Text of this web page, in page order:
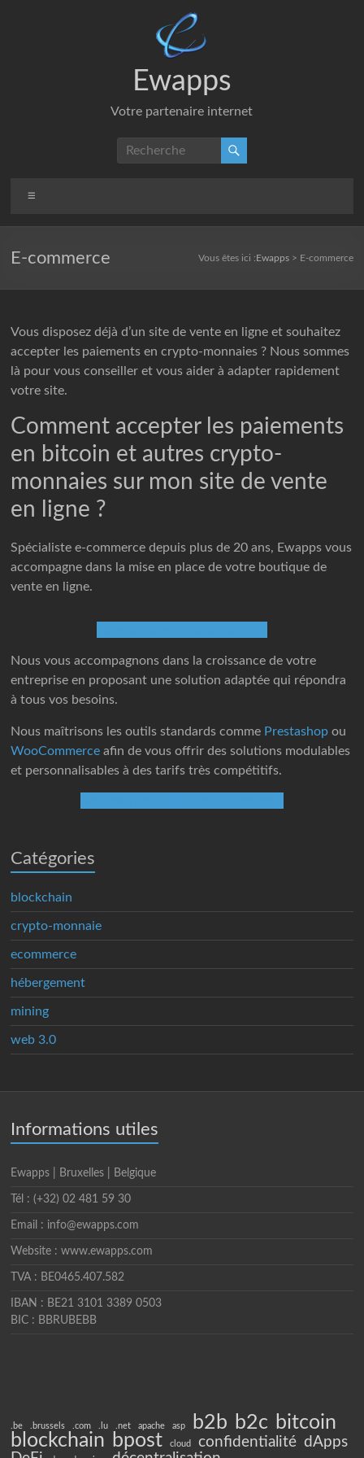
Ewapps
Votre partenaire internet
E-commerce Vous êtes ici :Ewapps> E-commerce
Vous disposez déjà d’un site de vente en ligne et souhaitez
accepter les paiements en crypto-monnaies ? Nous sommes
là pour vous conseiller et vous aider à adapter rapidement
votre site.
Comment accepter les paiements
en bitcoin et autres crypto-
monnaies sur mon site de vente
en ligne ?
Spécialiste e-commerce depuis plus de 20 ans, Ewapps vous
accompagne dans la mise en place de votre boutique de
vente en ligne.
Nous vous accompagnons dans la croissance de votre
entreprise en proposant une solution adaptée qui répondra
à tous vos besoins.
Nous maîtrisons les outils standards comme Prestashopou
WooCommerceafin de vous offrir des solutions modulables
et personnalisables à des tarifs très compétitifs.
Catégories
blockchain
crypto-monnaie
ecommerce
hébergement
mining
web 3.0
Informations utiles
Ewapps | Bruxelles | Belgique
Tél : (+32) 02 481 59 30
Email : info@ewapps.com
Website : www.ewapps.com
TVA : BE0465.407.582
IBAN : BE21 3101 3389 0503
BIC : BBRUBEBB
.be .brussels .com .lu .net apache asp b2b b2c bitcoin
blockchain bpost cloud confidentialité dApps